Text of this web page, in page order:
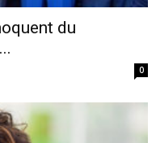
du
0